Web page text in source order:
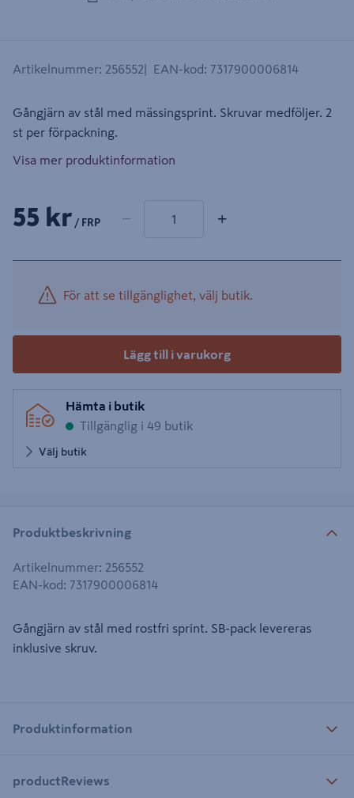
Artikelnummer: 256552 EAN-kod: 7317900006814
Gångjärn av stål med mässingsprint. Skruvar medföljer. 2
st per förpackning.
Visa mer produktinformation
55 kr / FRP − +
För att se tillgänglighet, välj butik.
Lägg till i varukorg
Hämta i butik
Tillgänglig i 49 butik
Välj butik
Produktbeskrivning
Artikelnummer: 256552
EAN-kod: 7317900006814
Gångjärn av stål med rostfri sprint. SB-pack levereras
inklusive skruv.
Produktinformation
productReviews